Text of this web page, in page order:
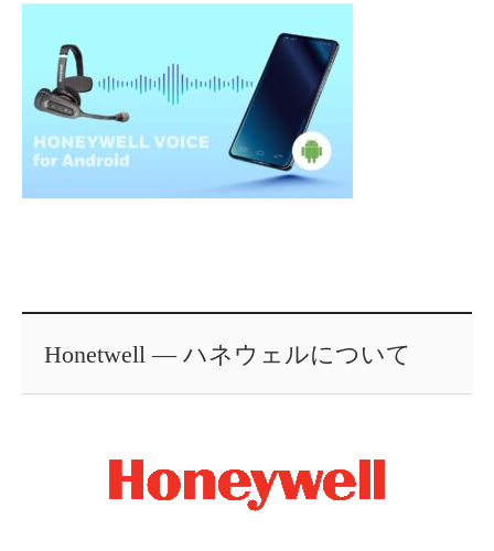
Honetwell ― ハネウェルについて